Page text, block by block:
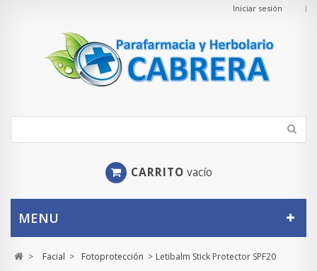
Iniciar sesión
CARRITO vacío
MENU
> Facial > Fotoprotección > Letibalm Stick Protector SPF20